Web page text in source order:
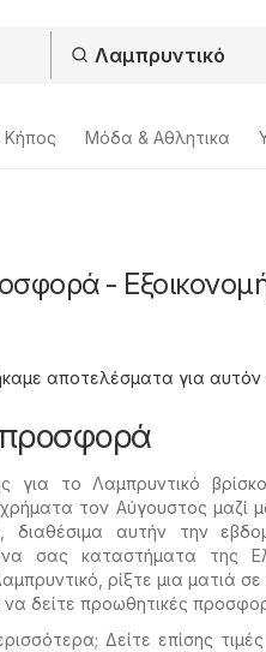
Κήπος Μόδα & Aθλητικα
-
αποτελέσματα για αυτόν
για το Λαμπρυντικό
τον Αύγουστος μαζί
διαθέσιμα αυτήν την
σας καταστήματα της
ρίξτε μια ματιά
δείτε προωθητικές
Δείτε επίσης